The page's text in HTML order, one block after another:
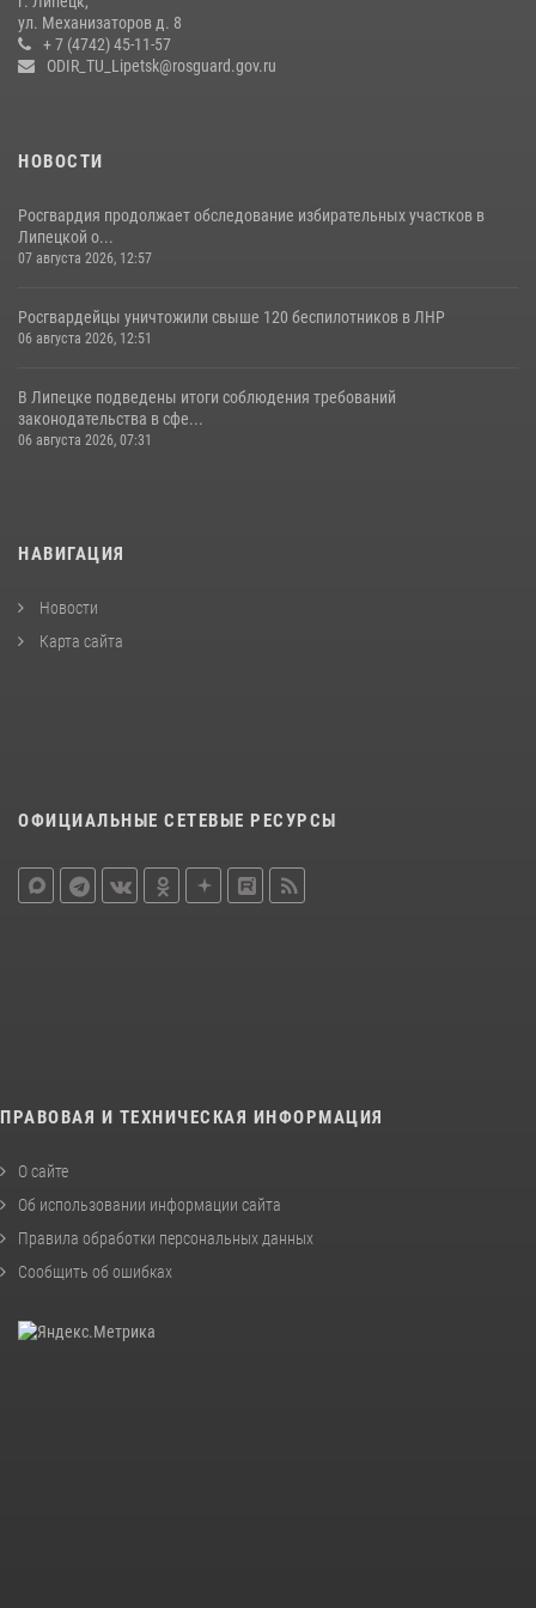
17 июля 2026, 12:26 5
ул. Механизаторов д. 8
+ 7 (4742) 45-11-57
ODIR_TU_Lipetsk@rosguard.gov.ru
НОВОСТИ
Росгвардия продолжает обследование избирательных участков в
Липецкой о...
07 августа 2026, 12:57
Росгвардейцы уничтожили свыше 120 беспилотников в ЛНР
06 августа 2026, 12:51
В Липецке подведены итоги соблюдения требований
законодательства в сфе...
06 августа 2026, 07:31
НАВИГАЦИЯ
Новости
Карта сайта
ОФИЦИАЛЬНЫЕ СЕТЕВЫЕ РЕСУРСЫ
ПРАВОВАЯ И ТЕХНИЧЕСКАЯ ИНФОРМАЦИЯ
О сайте
Об использовании информации сайта
Правила обработки персональных данных
Сообщить об ошибках